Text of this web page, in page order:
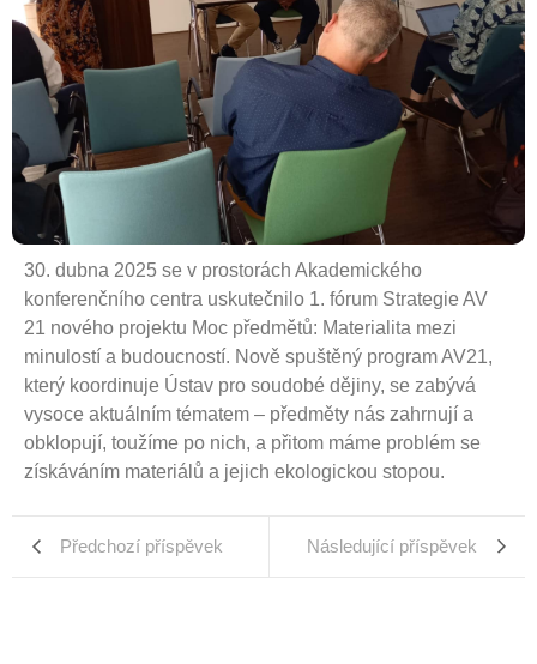
30. dubna 2025 se v prostorách Akademického
konferenčního centra uskutečnilo 1. fórum Strategie AV
21 nového projektu Moc předmětů: Materialita mezi
minulostí a budoucností. Nově spuštěný program AV21,
který koordinuje Ústav pro soudobé dějiny, se zabývá
vysoce aktuálním tématem – předměty nás zahrnují a
obklopují, toužíme po nich, a přitom máme problém se
získáváním materiálů a jejich ekologickou stopou.
Předchozí příspěvek Následující příspěvek